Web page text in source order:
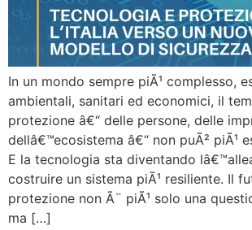
In un mondo sempre piÃ¹ complesso,
ambientali, sanitari ed economici, il
protezione â€“ delle persone, delle
dellâ€™ecosistema â€“ non puÃ² piÃ¹
E la tecnologia sta diventando
costruire un sistema piÃ¹ resiliente. Il
protezione non Ã¨ piÃ¹ solo una
ma […]